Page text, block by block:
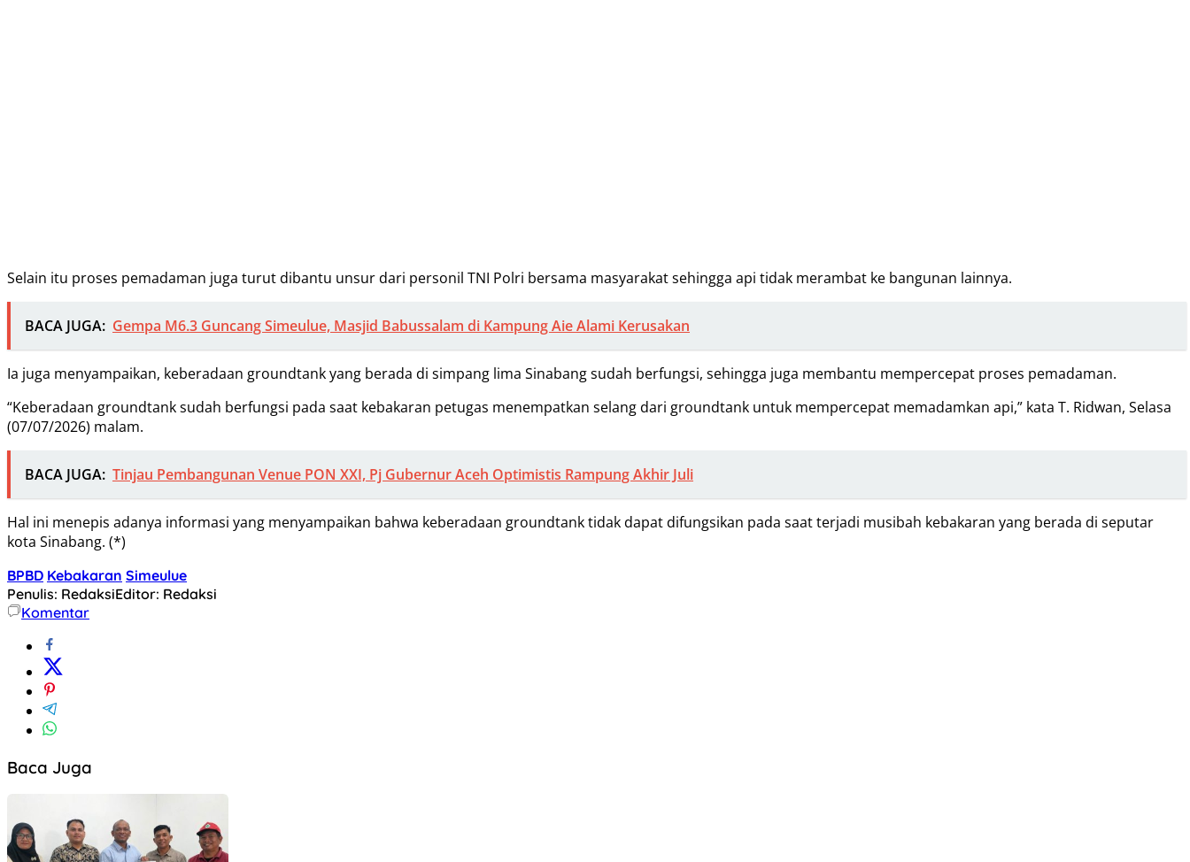
Selain itu proses pemadaman juga turut dibantu unsur dari personil TNI Polri bersama masyarakat sehingga api tidak merambat ke bangunan lainnya.
BACA JUGA: Gempa M6.3 Guncang Simeulue, Masjid Babussalam di Kampung Aie Alami Kerusakan
Ia juga menyampaikan, keberadaan groundtank yang berada di simpang lima Sinabang sudah berfungsi, sehingga juga membantu mempercepat proses pemadaman.
“Keberadaan groundtank sudah berfungsi pada saat kebakaran petugas menempatkan selang dari groundtank untuk mempercepat memadamkan api,” kata T. Ridwan, Selasa
(07/07/2026) malam.
BACA JUGA: Tinjau Pembangunan Venue PON XXI, Pj Gubernur Aceh Optimistis Rampung Akhir Juli
Hal ini menepis adanya informasi yang menyampaikan bahwa keberadaan groundtank tidak dapat difungsikan pada saat terjadi musibah kebakaran yang berada di seputar
kota Sinabang. (*)
BPBD Kebakaran Simeulue
Penulis: RedaksiEditor: Redaksi
Komentar
Baca Juga